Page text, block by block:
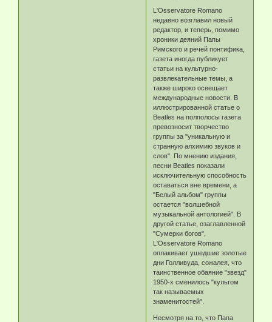
L'Osservatore Romano
недавно возглавил новый
редактор, и теперь, помимо
хроники деяний Папы
Римского и речей понтифика,
газета иногда публикует
статьи на культурно-
развлекательные темы, а
также широко освещает
международные новости. В
иллюстрированной статье о
Beatles на полполосы газета
превозносит творчество
группы за "уникальную и
странную алхимию звуков и
слов". По мнению издания,
песни Beatles показали
исключительную способность
оставаться вне времени, а
"Белый альбом" группы
остается "волшебной
музыкальной антологией". В
другой статье, озаглавленной
"Сумерки богов",
L'Osservatore Romano
оплакивает ушедшие золотые
дни Голливуда, сожалея, что
таинственное обаяние "звезд"
1950-х сменилось "культом
так называемых
знаменитостей".
Несмотря на то, что Папа